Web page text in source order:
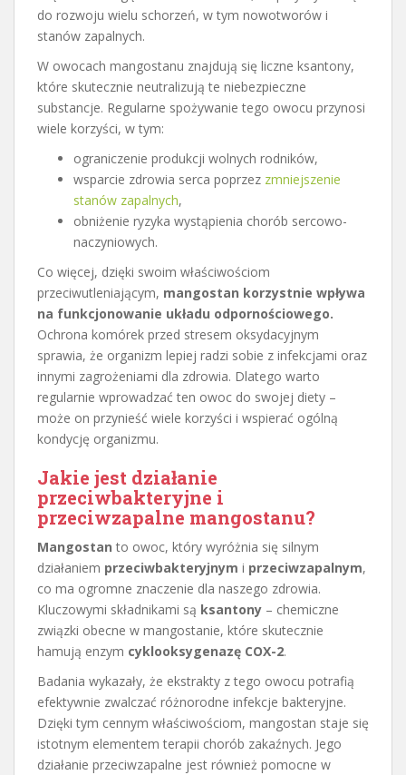
do rozwoju wielu schorzeń, w tym nowotworów i
stanów zapalnych.
W owocach mangostanu znajdują się liczne ksantony,
które skutecznie neutralizują te niebezpieczne
substancje. Regularne spożywanie tego owocu przynosi
wiele korzyści, w tym:
ograniczenie produkcji wolnych rodników,
wsparcie zdrowia serca poprzez zmniejszenie
stanów zapalnych,
obniżenie ryzyka wystąpienia chorób sercowo-
naczyniowych.
Co więcej, dzięki swoim właściwościom
przeciwutleniającym, mangostan korzystnie wpływa
na funkcjonowanie układu odpornościowego.
Ochrona komórek przed stresem oksydacyjnym
sprawia, że organizm lepiej radzi sobie z infekcjami oraz
innymi zagrożeniami dla zdrowia. Dlatego warto
regularnie wprowadzać ten owoc do swojej diety –
może on przynieść wiele korzyści i wspierać ogólną
kondycję organizmu.
Jakie jest działanie
przeciwbakteryjne i
przeciwzapalne mangostanu?
Mangostan to owoc, który wyróżnia się silnym
działaniem przeciwbakteryjnym i przeciwzapalnym,
co ma ogromne znaczenie dla naszego zdrowia.
Kluczowymi składnikami są ksantony – chemiczne
związki obecne w mangostanie, które skutecznie
hamują enzym cyklooksygenazę COX-2.
Badania wykazały, że ekstrakty z tego owocu potrafią
efektywnie zwalczać różnorodne infekcje bakteryjne.
Dzięki tym cennym właściwościom, mangostan staje się
istotnym elementem terapii chorób zakaźnych. Jego
działanie przeciwzapalne jest również pomocne w